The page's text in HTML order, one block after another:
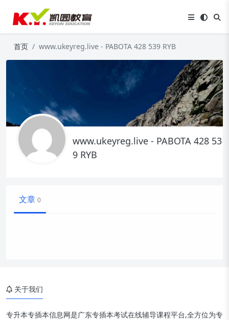
首页 www.ukeyreg.live - PABOTA 428 539 RYB
www.ukeyreg.live - PABOTA 428 53
9 RYB
文章 0
关于我们
专升本专插本信息网是广东专插本考试在线辅导课程平台,全方位为专